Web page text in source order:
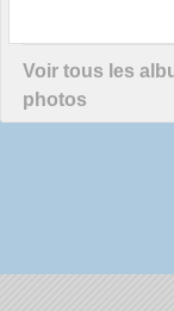
Voir tous les
photos